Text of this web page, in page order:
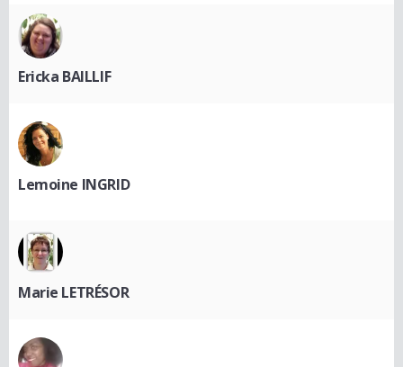
Ericka BAILLIF
Lemoine INGRID
Marie LETRÉSOR